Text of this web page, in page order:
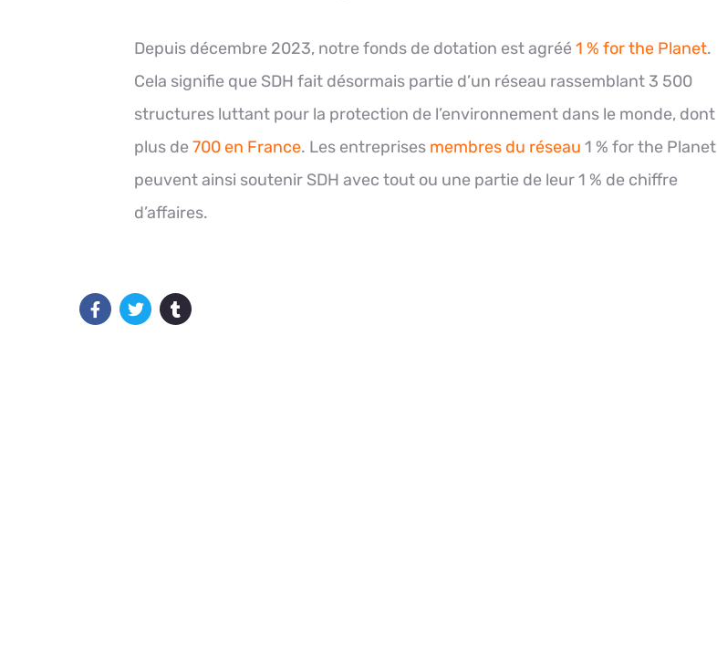
Depuis décembre 2023, notre fonds de dotation est agréé 1 % for the Planet.
Cela signifie que SDH fait désormais partie d’un réseau rassemblant 3 500
structures luttant pour la protection de l’environnement dans le monde, dont
plus de 700 en France. Les entreprises membres du réseau 1 % for the Planet
peuvent ainsi soutenir SDH avec tout ou une partie de leur 1 % de chiffre
d’affaires.